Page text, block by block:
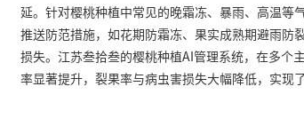
延。针对樱桃种植中常见的晚霜冻、暴雨、高温等
推送防范措施，如花期防霜冻、果实成熟期避雨防
损失。江苏叁拾叁的樱桃种植AI管理系统，在多个
率显著提升，裂果率与病虫害损失大幅降低，实现